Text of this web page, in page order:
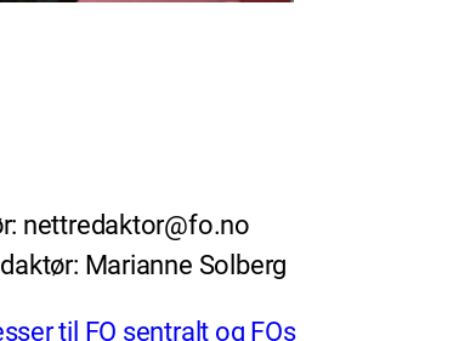
nettredaktor@fo.no
Marianne Solberg
til FO sentralt og FOs